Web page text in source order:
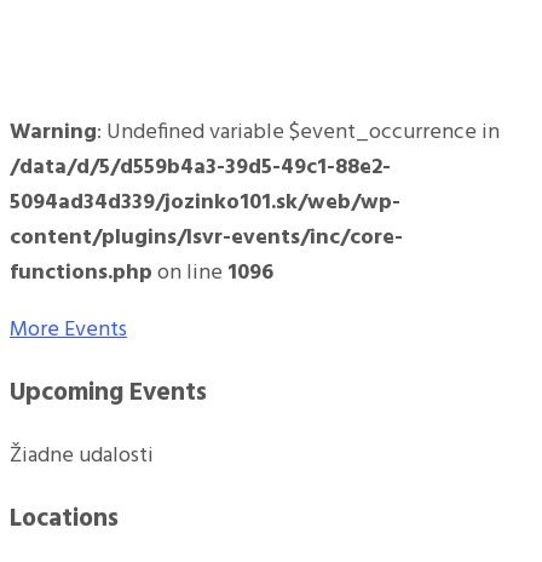
Warning: Undefined variable $event_occurrence in
/data/d/5/d559b4a3-39d5-49c1-88e2-
5094ad34d339/jozinko101.sk/web/wp-
content/plugins/lsvr-events/inc/core-
functions.phpon line 1096
More Events
Upcoming Events
Žiadne udalosti
Locations